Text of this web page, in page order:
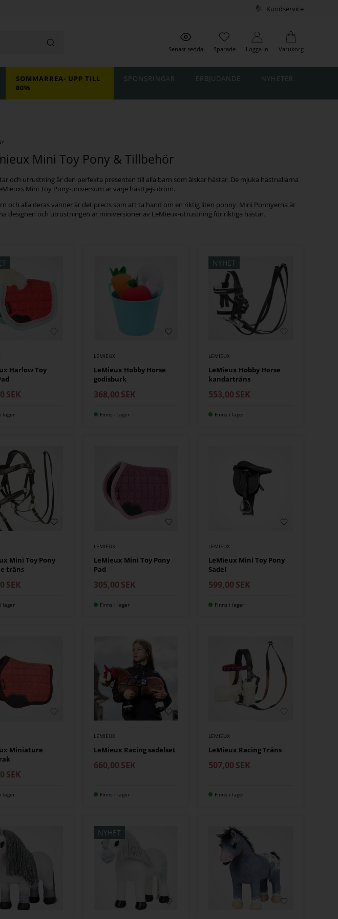
Kundservice
Senast sedda Sparade Logga in Varukorg
SOMMARREA- UPP TILL
80%
SPONSRINGAR ERBJUDANDE NYHETER
Mini Toy Pony & Tillbehör
och utrustning är den perfekta presenten till alla barn som älskar hästar. De mjuka hästnallarna
Mini Toy Pony-universum är varje hästtjejs dröm.
och alla deras vänner är det precis som att ta hand om en riktig liten ponny. Mini Ponnyerna är
designen och utrustningen är miniversioner av LeMieux-utrustning för riktiga hästar.
Harlow Toy
SEK
lager
LEMIEUX
LeMieux Hobby Horse
godisburk
368,00 SEK
Finns i lager
NYHET
LEMIEUX
LeMieux Hobby Horse
kandarträns
553,00 SEK
Finns i lager
Mini Toy Pony
träns
SEK
lager
LEMIEUX
LeMieux Mini Toy Pony
Pad
305,00 SEK
Finns i lager
LEMIEUX
LeMieux Mini Toy Pony
Sadel
599,00 SEK
Finns i lager
Miniature
SEK
lager
LEMIEUX
LeMieux Racing sadelset
660,00 SEK
Finns i lager
LEMIEUX
LeMieux Racing Träns
507,00 SEK
Finns i lager
NYHET